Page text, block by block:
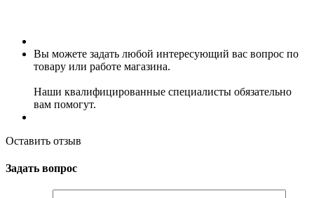
Вы можете задать любой интересующий вас вопрос по
товару или работе магазина.
Наши квалифицированные специалисты обязательно
вам помогут.
Оставить отзыв
Задать вопрос